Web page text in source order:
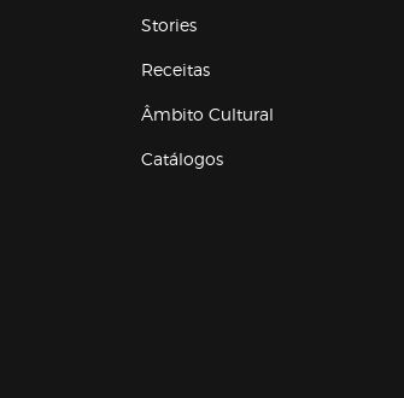
Stories
Receitas
Âmbito Cultural
Catálogos